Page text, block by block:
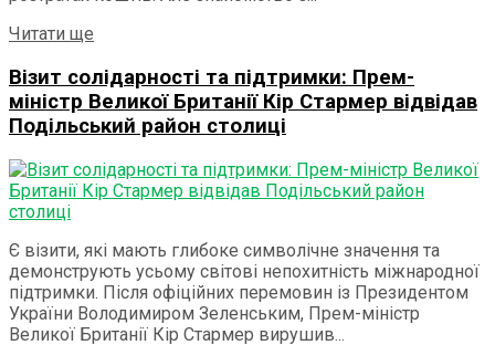
Читати ще
Візит солідарності та підтримки: Прем-
міністр Великої Британії Кір Стармер відвідав
Подільський район столиці
Є візити, які мають глибоке символічне значення та
демонструють усьому світові непохитність міжнародної
підтримки. Після офіційних перемовин із Президентом
України Володимиром Зеленським, Прем-міністр
Великої Британії Кір Стармер вирушив...